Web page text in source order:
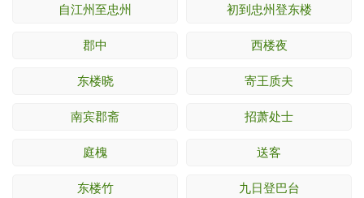
自江州至忠州 初到忠州登东楼
郡中 西楼夜
东楼晓 寄王质夫
南宾郡斋 招萧处士
庭槐 送客
东楼竹 九日登巴台